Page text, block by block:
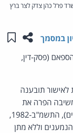
פרל כהן צדק לצר ברץ
שתפו
במסמך
(פסק-דין,
תובענה
הפרה את
הוראות סעיף 30א לחוק התקשורת (בזק ושידורים), התשמ"ב-1982,
וללא מתן